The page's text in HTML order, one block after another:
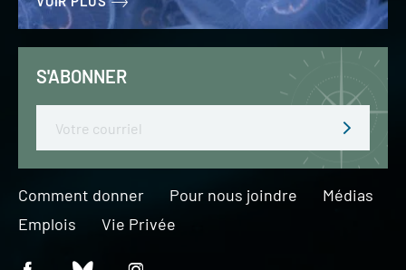
S'ABONNER
Comment donner Pour nous joindre
Médias
Emplois
Vie Privée